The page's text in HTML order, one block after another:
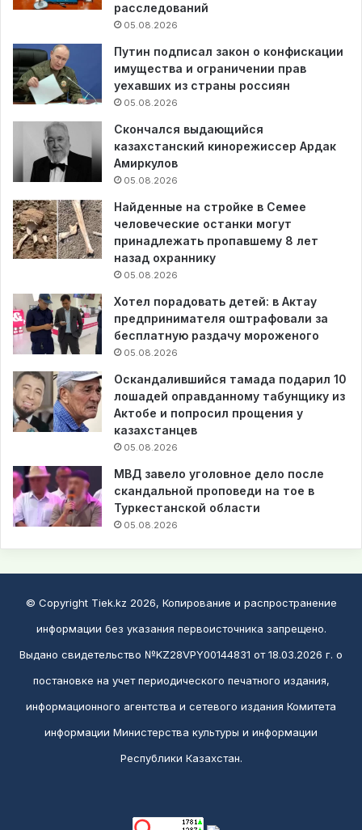
расследований
05.08.2026
Путин подписал закон о конфискации
имущества и ограничении прав
уехавших из страны россиян
05.08.2026
Скончался выдающийся
казахстанский кинорежиссер Ардак
Амиркулов
05.08.2026
Найденные на стройке в Семее
человеческие останки могут
принадлежать пропавшему 8 лет
назад охраннику
05.08.2026
Хотел порадовать детей: в Актау
предпринимателя оштрафовали за
бесплатную раздачу мороженого
05.08.2026
Оскандалившийся тамада подарил 10
лошадей оправданному табунщику из
Актобе и попросил прощения у
казахстанцев
05.08.2026
МВД завело уголовное дело после
скандальной проповеди на тое в
Туркестанской области
05.08.2026
© Copyright Tiek.kz 2026, Копирование и распространение
информации без указания первоисточника запрещено.
Выдано свидетельство №KZ28VPY00144831 от 18.03.2026 г. о
постановке на учет периодического печатного издания,
информационного агентства и сетевого издания Комитета
информации Министерства культуры и информации
Республики Казахстан.